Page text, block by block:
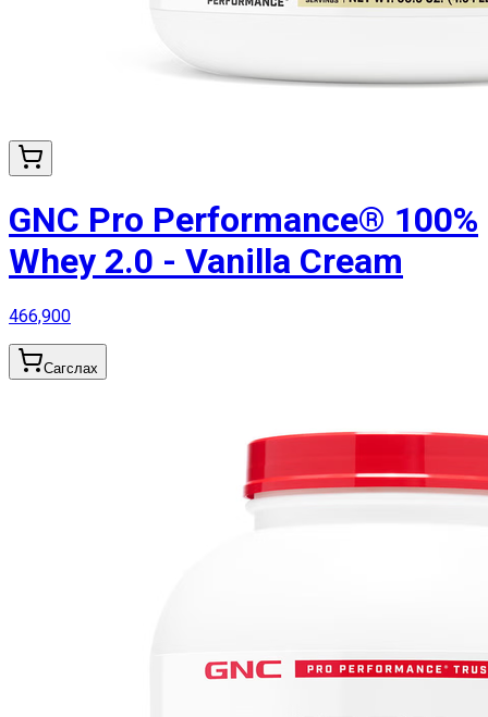
GNC Pro Performance® 100%
Whey 2.0 - Vanilla Cream
466,900
Сагслах